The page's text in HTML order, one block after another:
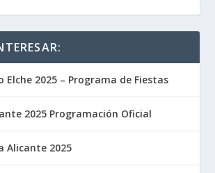
Elche 2025 – Programa de Fiestas
2025 Programación Oficial
Alicante 2025